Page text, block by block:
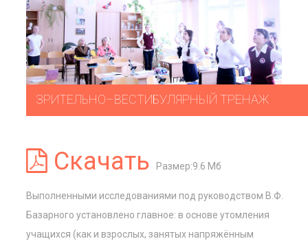
ЗРИТЕЛЬНО–ВЕСТИБУЛЯРНЫЙ ТРЕНАЖ
Скачать Размер:9.6 Мб
Выполненными исследованиями под руководством В.Ф.
Базарного установлено главное: в основе утомления
учащихся (как и взрослых, занятых напряжённым